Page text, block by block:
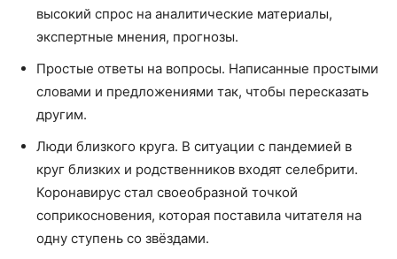
высокий спрос на аналитические материалы,
экспертные мнения, прогнозы.
Простые ответы на вопросы. Написанные простыми
словами и предложениями так, чтобы пересказать
другим.
Люди близкого круга. В ситуации с пандемией в
круг близких и родственников входят селебрити.
Коронавирус стал своеобразной точкой
соприкосновения, которая поставила читателя на
одну ступень со звёздами.